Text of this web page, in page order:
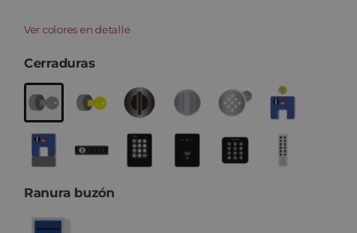
Ver colores en detalle
Cerraduras
Ranura buzón